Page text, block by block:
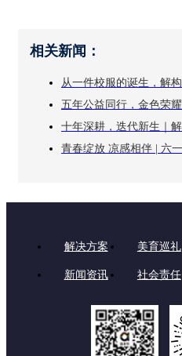
相关新闻：
解决方案 美育巡礼
新闻资讯 社会责任